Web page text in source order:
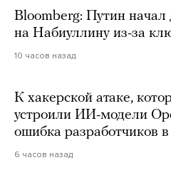
Bloomberg: Путин начал
на Набиуллину из-за
10 часов назад
К хакерской атаке,
устроили ИИ-модели
ошибка разработчиков
6 часов назад